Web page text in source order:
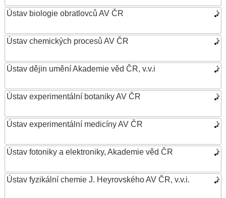
Ústav biologie obratlovců AV ČR
Ústav chemických procesů AV ČR
Ústav dějin umění Akademie věd ČR, v.v.i
Ústav experimentální botaniky AV ČR
Ústav experimentální medicíny AV ČR
Ústav fotoniky a elektroniky, Akademie věd ČR
Ústav fyzikální chemie J. Heyrovského AV ČR, v.v.i.